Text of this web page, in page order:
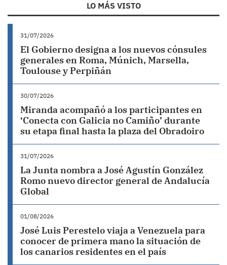
LO MÁS VISTO
31/07/2026
El Gobierno designa a los nuevos cónsules
generales en Roma, Múnich, Marsella,
Toulouse y Perpiñán
30/07/2026
Miranda acompañó a los participantes en
‘Conecta con Galicia no Camiño’ durante
su etapa final hasta la plaza del Obradoiro
31/07/2026
La Junta nombra a José Agustín González
Romo nuevo director general de Andalucía
Global
01/08/2026
José Luis Perestelo viaja a Venezuela para
conocer de primera mano la situación de
los canarios residentes en el país